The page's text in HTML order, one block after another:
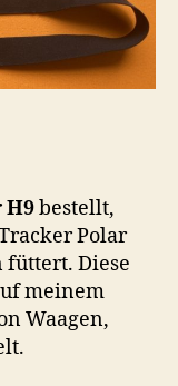
H9bestellt,
Polar
füttert. Diese
meinem
Waagen,